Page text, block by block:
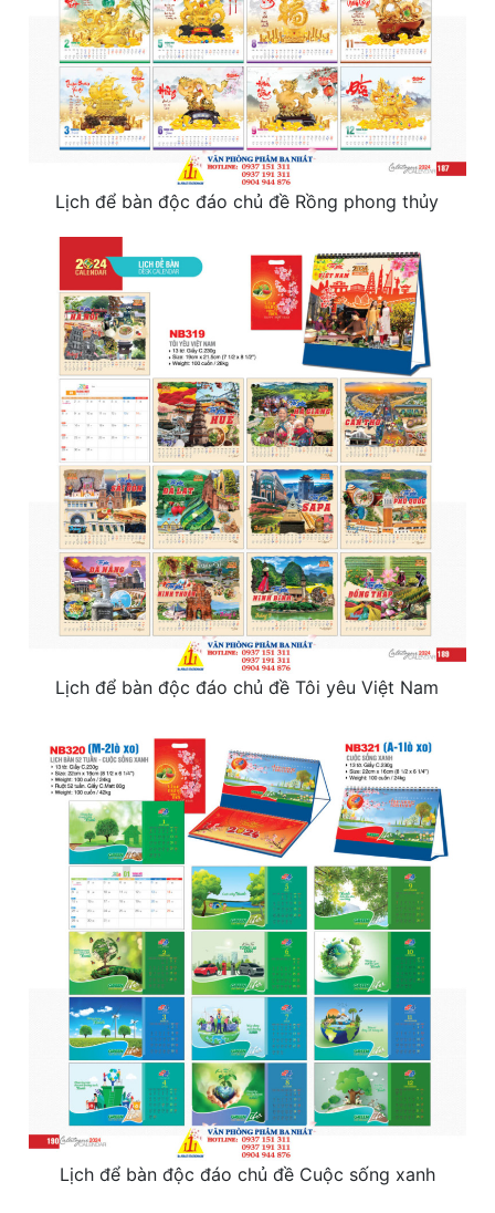
Lịch để bàn độc đáo chủ đề Rồng phong thủy
Lịch để bàn độc đáo chủ đề Tôi yêu Việt Nam
Lịch để bàn độc đáo chủ đề Cuộc sống xanh